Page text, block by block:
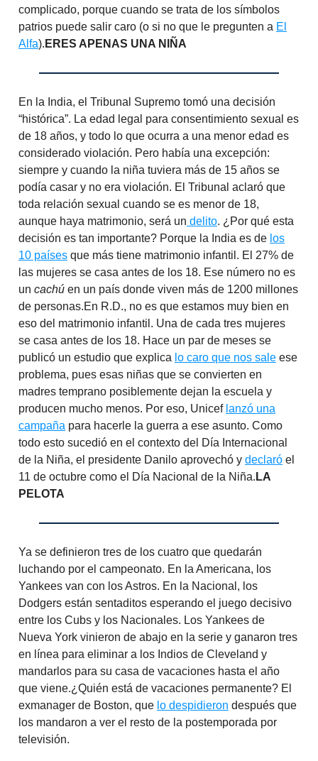
complicado, porque cuando se trata de los símbolos
patrios puede salir caro (o si no que le pregunten a El
Alfa). ERES APENAS UNA NIÑA
En la India, el Tribunal Supremo tomó una decisión
“histórica”. La edad legal para consentimiento sexual es
de 18 años, y todo lo que ocurra a una menor edad es
considerado violación. Pero había una excepción:
siempre y cuando la niña tuviera más de 15 años se
podía casar y no era violación. El Tribunal aclaró que
toda relación sexual cuando se es menor de 18,
aunque haya matrimonio, será un delito. ¿Por qué esta
decisión es tan importante? Porque la India es de los
10 países que más tiene matrimonio infantil. El 27% de
las mujeres se casa antes de los 18. Ese número no es
un cachú en un país donde viven más de 1200 millones
de personas.En R.D., no es que estamos muy bien en
eso del matrimonio infantil. Una de cada tres mujeres
se casa antes de los 18. Hace un par de meses se
publicó un estudio que explica lo caro que nos sale ese
problema, pues esas niñas que se convierten en
madres temprano posiblemente dejan la escuela y
producen mucho menos. Por eso, Unicef lanzó una
campaña para hacerle la guerra a ese asunto. Como
todo esto sucedió en el contexto del Día Internacional
de la Niña, el presidente Danilo aprovechó y declaró el
11 de octubre como el Día Nacional de la Niña. LA
PELOTA
Ya se definieron tres de los cuatro que quedarán
luchando por el campeonato. En la Americana, los
Yankees van con los Astros. En la Nacional, los
Dodgers están sentaditos esperando el juego decisivo
entre los Cubs y los Nacionales. Los Yankees de
Nueva York vinieron de abajo en la serie y ganaron tres
en línea para eliminar a los Indios de Cleveland y
mandarlos para su casa de vacaciones hasta el año
que viene.¿Quién está de vacaciones permanente? El
exmanager de Boston, que lo despidieron después que
los mandaron a ver el resto de la postemporada por
televisión.